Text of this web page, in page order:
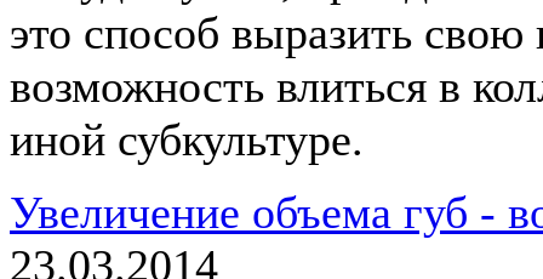
это способ выразить
возможность влиться в
иной субкультуре.
Увеличение объема губ -
23.03.2014